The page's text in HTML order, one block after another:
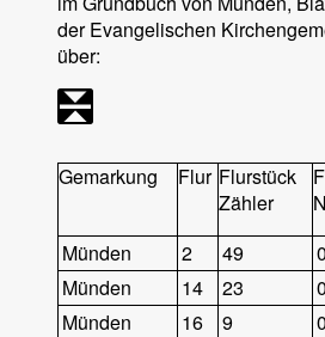
der Evangelischen
über:
Gemarkung Flur Flurstück
Zähler
Münden 2 49 0
Münden
14 23 0
Münden
16 9 0